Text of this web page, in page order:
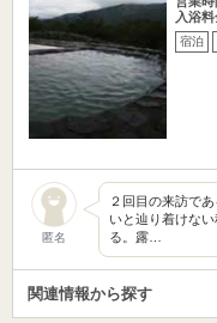
入浴
宿泊
匿名
２回目の来訪で
いと辿り着けな
る。露…
関連情報から探す